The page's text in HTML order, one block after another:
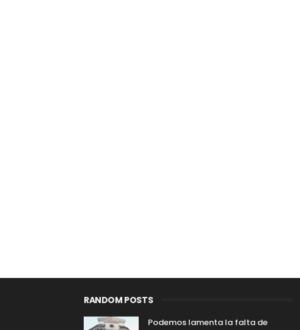
RANDOM POSTS
Podemos lamenta la falta de